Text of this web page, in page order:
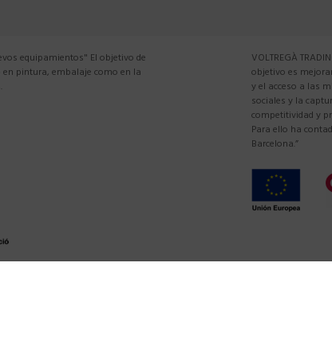
equipamientos" El objetivo de
pintura, embalaje como en la
VOLTREGÀ
objetivo es
y el acceso a las
sociales y la
competitividad y
Para ello ha
Barcelona.”